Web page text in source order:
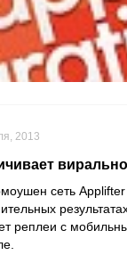
2013
сеть
реплеи с